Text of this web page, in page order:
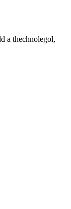
a thechnolegol,